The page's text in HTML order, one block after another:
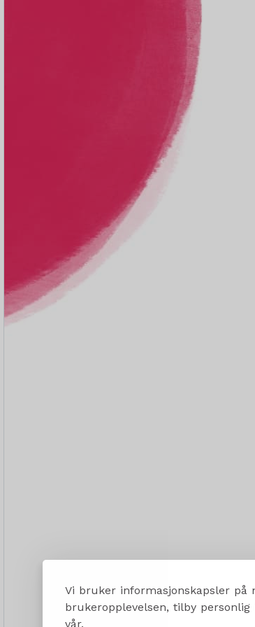
Vi bruker informasjonskapsler på
brukeropplevelsen, tilby
vår.